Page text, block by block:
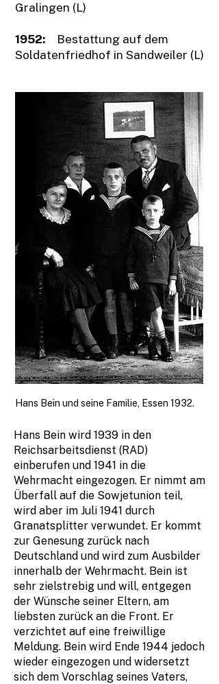
Gralingen (L)
1952: Bestattung auf dem
Soldatenfriedhof in Sandweiler (L)
Hans Bein und seine Familie, Essen 1932.
Hans Bein wird 1939 in den
Reichsarbeitsdienst (RAD)
einberufen und 1941 in die
Wehrmacht eingezogen. Er nimmt am
Überfall auf die Sowjetunion teil,
wird aber im Juli 1941 durch
Granatsplitter verwundet. Er kommt
zur Genesung zurück nach
Deutschland und wird zum Ausbilder
innerhalb der Wehrmacht. Bein ist
sehr zielstrebig und will, entgegen
der Wünsche seiner Eltern, am
liebsten zurück an die Front. Er
verzichtet auf eine freiwillige
Meldung. Bein wird Ende 1944 jedoch
wieder eingezogen und widersetzt
sich dem Vorschlag seines Vaters,